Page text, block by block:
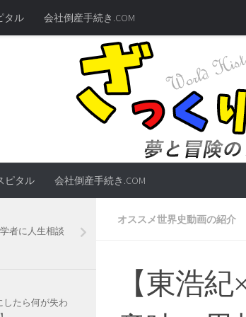
タル 会社倒産手続き.COM
ピタル 会社倒産手続き.COM
オススメ世界史動画の紹介
【東浩
者に人生相談
したら何が失わ